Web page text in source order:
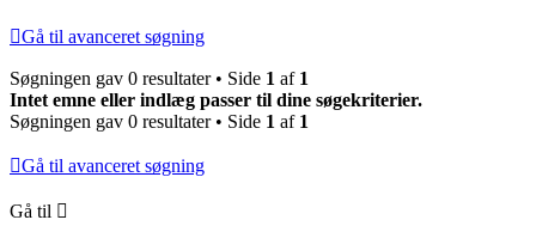
Gå til avanceret søgning
Søgningen gav 0 resultater • Side 1 af 1
Intet emne eller indlæg passer til dine søgekriterier.
Søgningen gav 0 resultater • Side 1 af 1
Gå til avanceret søgning
Gå til